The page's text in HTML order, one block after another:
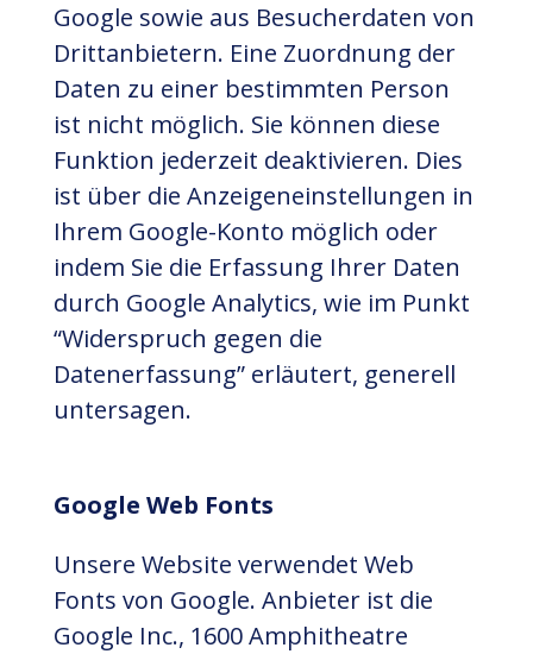
Google sowie aus Besucherdaten von
Drittanbietern. Eine Zuordnung der
Daten zu einer bestimmten Person
ist nicht möglich. Sie können diese
Funktion jederzeit deaktivieren. Dies
ist über die Anzeigeneinstellungen in
Ihrem Google-Konto möglich oder
indem Sie die Erfassung Ihrer Daten
durch Google Analytics, wie im Punkt
“Widerspruch gegen die
Datenerfassung” erläutert, generell
untersagen.
Google Web Fonts
Unsere Website verwendet Web
Fonts von Google. Anbieter ist die
Google Inc., 1600 Amphitheatre